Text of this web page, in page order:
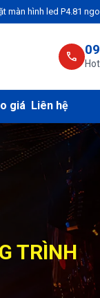
ngoài trời tại Sân vận
call
giá Liên hệ
TRÌNH